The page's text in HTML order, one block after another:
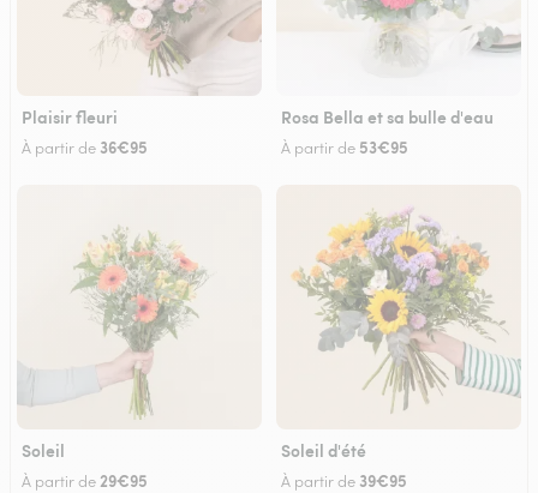
Plaisir fleuri
À partir de 36€95
Rosa Bella et sa bulle d'eau
À partir de 53€95
Soleil
À partir de 29€95
Soleil d'été
À partir de 39€95